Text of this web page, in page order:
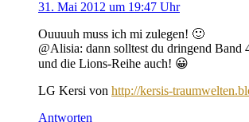
31. Mai 2012 um 19:47 Uhr
Ouuuuh muss ich mi zulegen! 🙂
@Alisia: dann solltest du dringend Band
und die Lions-Reihe auch! 😀
LG Kersi von http://kersis-
Antworten